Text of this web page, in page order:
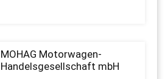
MOHAG Motorwagen-
Handelsgesellschaft mbH